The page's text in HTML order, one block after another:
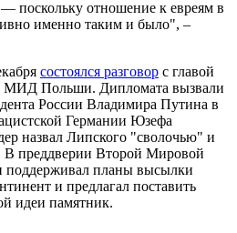
поскольку отношение к евреям в
именно таким и было", –
состоялся разговор с главой
МИД Польши. Дипломата вызвали
России Владимира Путина в
Германии Юзефа
назвал Липского "сволочью" и
В преддверии Второй Мировой
планы высылки
и предлагал поставить
идеи памятник.